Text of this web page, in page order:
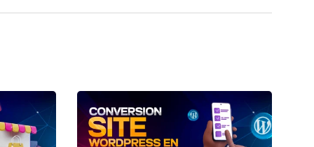
PrestaShop) ;